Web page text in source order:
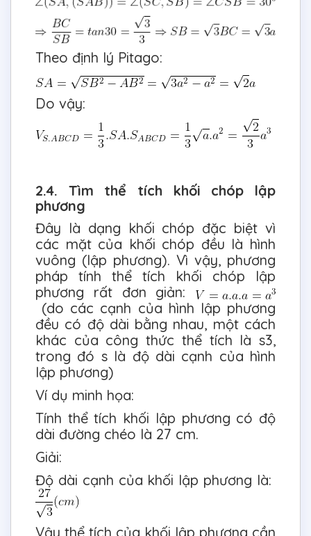
Theo định lý Pitago:
Do vậy:
2.4. Tìm thể tích khối chóp lập
phương
Đây là dạng khối chóp đặc biệt vì
các mặt của khối chóp đều là hình
vuông (lập phương). Vì vậy, phương
pháp tính thể tích khối chóp lập
phương rất đơn giản:
(do các cạnh của hình lập phương
đều có độ dài bằng nhau, một cách
khác của công thức thể tích là s3,
trong đó s là độ dài cạnh của hình
lập phương)
Ví dụ minh họa:
Tính thể tích khối lập phương có độ
dài đường chéo là 27 cm.
Giải:
Độ dài cạnh của khối lập phương là:
Vậy thể tích của khối lập phương cần